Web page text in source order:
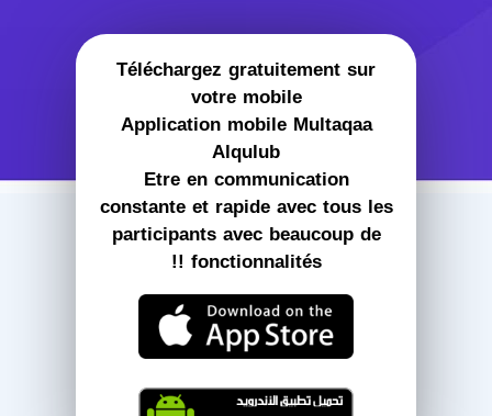
Téléchargez gratuitement sur
votre mobile
Application mobile Multaqaa
Alqulub
Etre en communication
constante et rapide avec tous les
participants avec beaucoup de
fonctionnalités !!